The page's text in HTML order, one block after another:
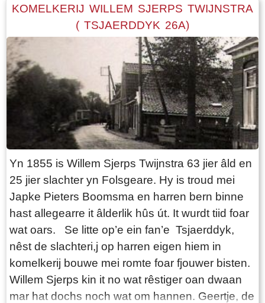
de oanbesteging binne fjirtjin ynskriuwingen yn
kaam. De leechste ynskriuwing is dy fan
timmerman Asma út Heech en de bou sil him
gund wurde, oant der immen opmerkt: “Is hy net
Roomsk? ”. Dan falt der in stilte, dit hiene se net
foarsjoen. Dit feit is sa earnstich, dat de bou
gund wurdt oan’e twadde op’e list, timmerman
Walsmeer út Wûns. De nij te bouwen skoalle
komt foar de âlde skoalle oer te stean. Lyk as by
de earste skoalle mei it net ta skea fan in stik
greide gean en dêrfoar sil it lêste trochrinnende
stik Tsjaerdfeart dempt wurde. De earste stien
wurdt lein op 22 oktober 1886 troch H.E.
Gravenmeijer, de soan fan’e foarsitter. Op 20
april 1887 wurdt de skoalle iepene. It tydlik
oanstelde haad fan’e kristlike skoalle, J.
Wielinga út Gauw, wurdt no ferfongen troch de
earste ûnderwizer oan’e nije skoalle, Johannes
KOMELKERIJ WILLEM SJERPS TWIJNSTRA
( TSJAERDDYK 26A)
Yn 1855 is Willem Sjerps Twijnstra 63 jier âld en
25 jier slachter yn Folsgeare. Hy is troud mei
Japke Pieters Boomsma en harren bern binne
hast allegearre it âlderlik hûs út. It wurdt tiid foar
wat oars. Se litte op’e ein fan’e Tsjaerddyk,
nêst de slachteri,j op harren eigen hiem in
komelkerij bouwe mei romte foar fjouwer bisten.
Willem Sjerps kin it no wat rêstiger oan dwaan
mar hat dochs noch wat om hannen. Geertje, de